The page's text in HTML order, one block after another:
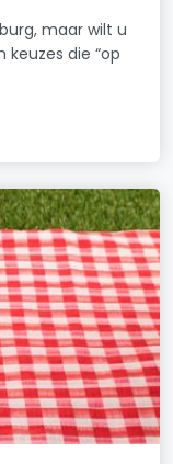
maar wilt u
die “op